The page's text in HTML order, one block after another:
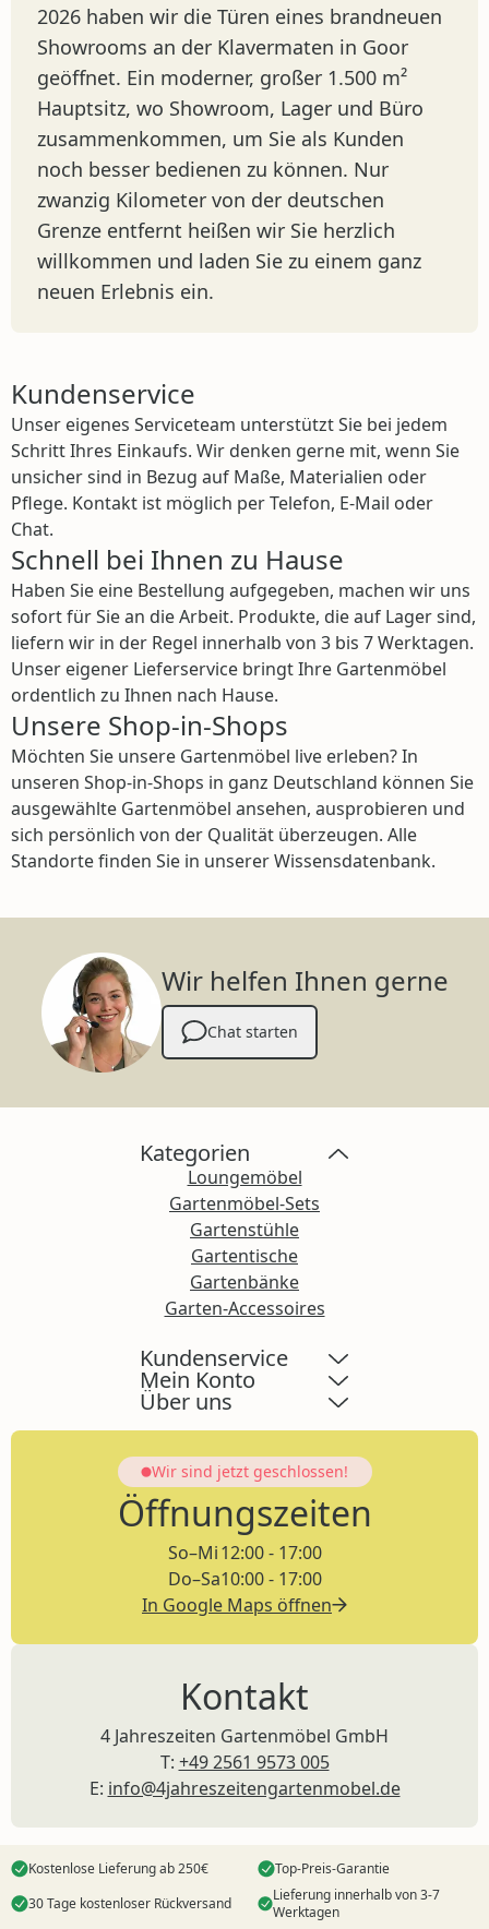
2026 haben wir die Türen eines brandneuen
Showrooms an der Klavermaten in Goor
geöffnet. Ein moderner, großer 1.500 m²
Hauptsitz, wo Showroom, Lager und Büro
zusammenkommen, um Sie als Kunden
noch besser bedienen zu können. Nur
zwanzig Kilometer von der deutschen
Grenze entfernt heißen wir Sie herzlich
willkommen und laden Sie zu einem ganz
neuen Erlebnis ein.
Kundenservice
Unser eigenes Serviceteam unterstützt Sie bei jedem
Schritt Ihres Einkaufs. Wir denken gerne mit, wenn Sie
unsicher sind in Bezug auf Maße, Materialien oder
Pflege. Kontakt ist möglich per Telefon, E-Mail oder
Chat.
Schnell bei Ihnen zu Hause
Haben Sie eine Bestellung aufgegeben, machen wir uns
sofort für Sie an die Arbeit. Produkte, die auf Lager sind,
liefern wir in der Regel innerhalb von 3 bis 7 Werktagen.
Unser eigener Lieferservice bringt Ihre Gartenmöbel
ordentlich zu Ihnen nach Hause.
Unsere Shop-in-Shops
Möchten Sie unsere Gartenmöbel live erleben? In
unseren Shop-in-Shops in ganz Deutschland können Sie
ausgewählte Gartenmöbel ansehen, ausprobieren und
sich persönlich von der Qualität überzeugen. Alle
Standorte finden Sie in unserer Wissensdatenbank.
Wir helfen Ihnen gerne
Chat starten
Kategorien
Loungemöbel
Gartenmöbel-Sets
Gartenstühle
Gartentische
Gartenbänke
Garten-Accessoires
Kundenservice
Mein Konto
Über uns
Wir sind jetzt geschlossen!
Öffnungszeiten
So–Mi
Do–Sa
12:00 - 17:00
10:00 - 17:00
In Google Maps öffnen
Kontakt
4 Jahreszeiten Gartenmöbel GmbH
T: +49 2561 9573 005
E: info@4jahreszeitengartenmobel.de
Kostenlose Lieferung ab 250€
Top-Preis-Garantie
30 Tage kostenloser Rückversand
Lieferung innerhalb von 3-7
Werktagen